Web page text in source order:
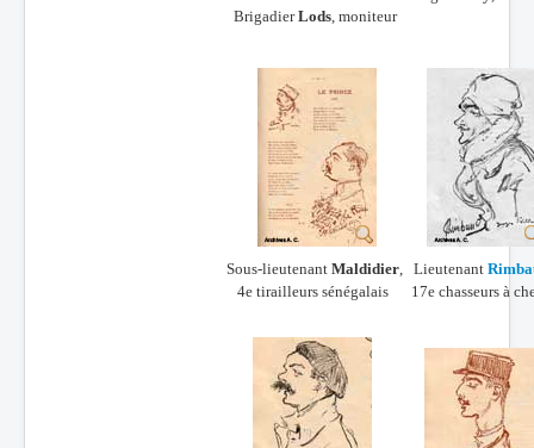
BrigadierLods, moniteur
Sous-lieutenant Maldidier,
4e tirailleurs sénégalais
Lieutenant
17e chasseurs à